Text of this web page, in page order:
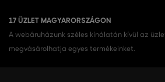
17 ÜZLET MAGYARORSZÁGON
A webáruházunk széles kínálatán kívül az
megvásárolhatja egyes termékeinket.